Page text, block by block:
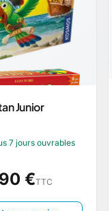
Junior
7 jours ouvrables
€TTC